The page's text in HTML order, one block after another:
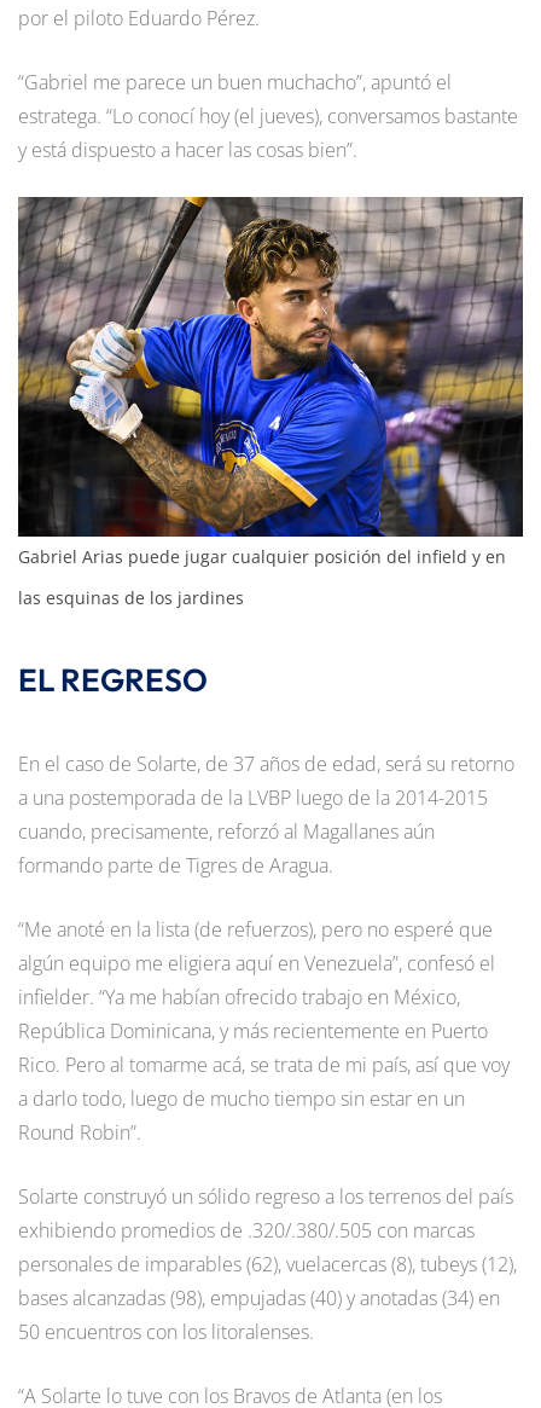
por el piloto Eduardo Pérez.
“Gabriel me parece un buen muchacho”, apuntó el
estratega. “Lo conocí hoy (el jueves), conversamos bastante
y está dispuesto a hacer las cosas bien”.
Gabriel Arias puede jugar cualquier posición del infield y en
las esquinas de los jardines
EL REGRESO
En el caso de Solarte, de 37 años de edad, será su retorno
a una postemporada de la LVBP luego de la 2014-2015
cuando, precisamente, reforzó al Magallanes aún
formando parte de Tigres de Aragua.
“Me anoté en la lista (de refuerzos), pero no esperé que
algún equipo me eligiera aquí en Venezuela”, confesó el
infielder. “Ya me habían ofrecido trabajo en México,
República Dominicana, y más recientemente en Puerto
Rico. Pero al tomarme acá, se trata de mi país, así que voy
a darlo todo, luego de mucho tiempo sin estar en un
Round Robin”.
Solarte construyó un sólido regreso a los terrenos del país
exhibiendo promedios de .320/.380/.505 con marcas
personales de imparables (62), vuelacercas (8), tubeys (12),
bases alcanzadas (98), empujadas (40) y anotadas (34) en
50 encuentros con los litoralenses.
“A Solarte lo tuve con los Bravos de Atlanta (en los